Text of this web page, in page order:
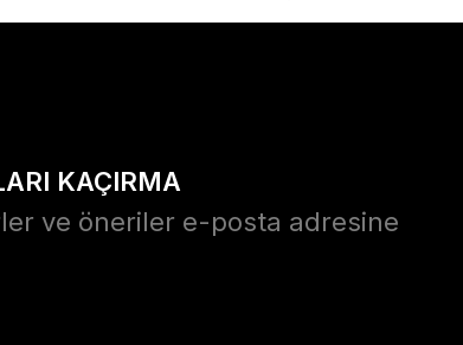
KAÇIRMA
ve öneriler e-posta adresine